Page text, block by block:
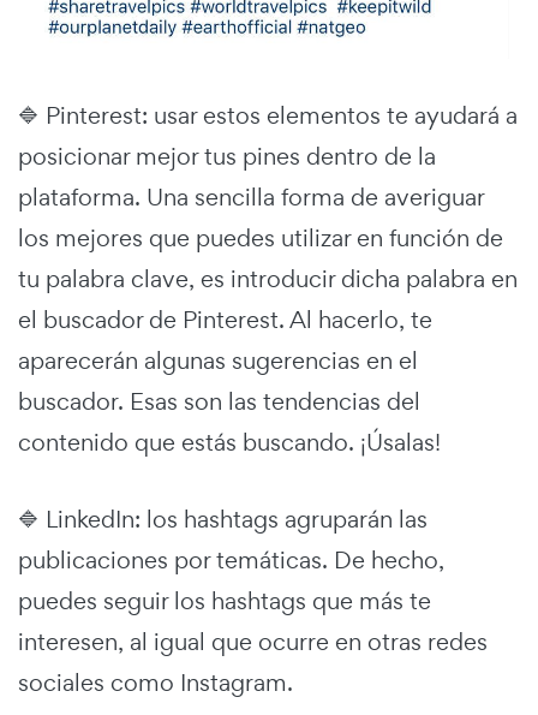
🔷 Pinterest: usar estos elementos te ayudará a
posicionar mejor tus pines dentro de la
plataforma. Una sencilla forma de averiguar
los mejores que puedes utilizar en función de
tu palabra clave, es introducir dicha palabra en
el buscador de Pinterest. Al hacerlo, te
aparecerán algunas sugerencias en el
buscador. Esas son las tendencias del
contenido que estás buscando. ¡Úsalas!
🔷 LinkedIn: los hashtags agruparán las
publicaciones por temáticas. De hecho,
puedes seguir los hashtags que más te
interesen, al igual que ocurre en otras redes
sociales como Instagram.